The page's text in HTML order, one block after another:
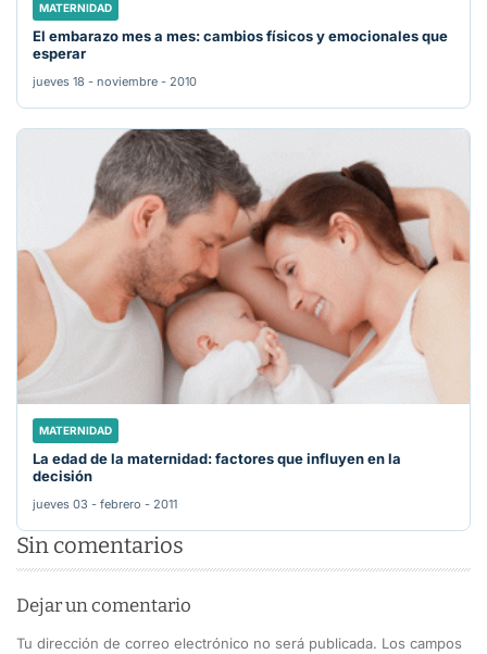
MATERNIDAD
El embarazo mes a mes: cambios físicos y emocionales que
esperar
jueves 18 - noviembre - 2010
MATERNIDAD
La edad de la maternidad: factores que influyen en la
decisión
jueves 03 - febrero - 2011
Sin comentarios
Dejar un comentario
Tu dirección de correo electrónico no será publicada. Los campos